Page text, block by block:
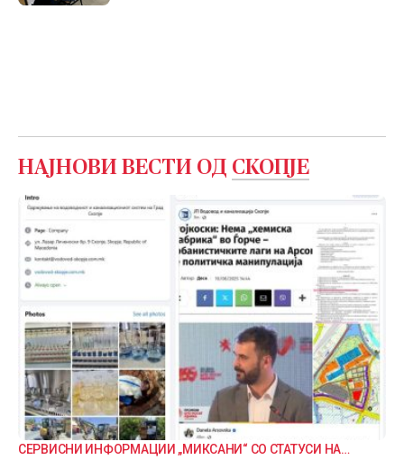
НАЈНОВИ ВЕСТИ ОД СКОПЈЕ
СЕРВИСНИ ИНФОРМАЦИИ „МИКСАНИ“ СО СТАТУСИ НА